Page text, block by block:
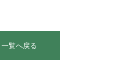
一覧へ戻る